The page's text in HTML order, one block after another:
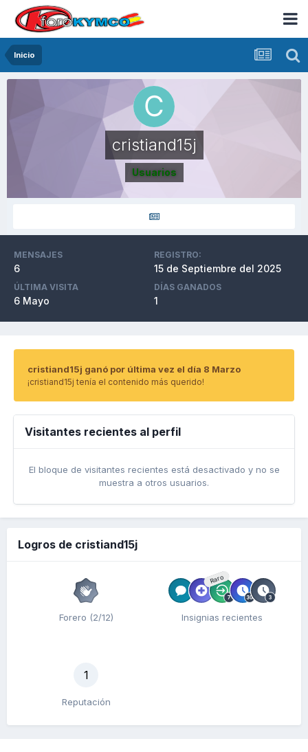
Inicio
cristiand15j
Usuarios
MENSAJES
6
REGISTRO:
15 de Septiembre del 2025
ÚLTIMA VISITA
6 Mayo
DÍAS GANADOS
1
cristiand15j ganó por última vez el día 8 Marzo
¡cristiand15j tenía el contenido más querido!
Visitantes recientes al perfil
El bloque de visitantes recientes está desactivado y no se
muestra a otros usuarios.
Logros de cristiand15j
Forero (2/12)
Raro
Insignias recientes
1
Reputación